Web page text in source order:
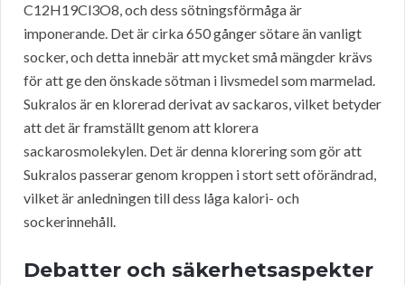
C12H19Cl3O8, och dess sötningsförmåga är
imponerande. Det är cirka 650 gånger sötare än vanligt
socker, och detta innebär att mycket små mängder krävs
för att ge den önskade sötman i livsmedel som marmelad.
Sukralos är en klorerad derivat av sackaros, vilket betyder
att det är framställt genom att klorera
sackarosmolekylen. Det är denna klorering som gör att
Sukralos passerar genom kroppen i stort sett oförändrad,
vilket är anledningen till dess låga kalori- och
sockerinnehåll.
Debatter och säkerhetsaspekter